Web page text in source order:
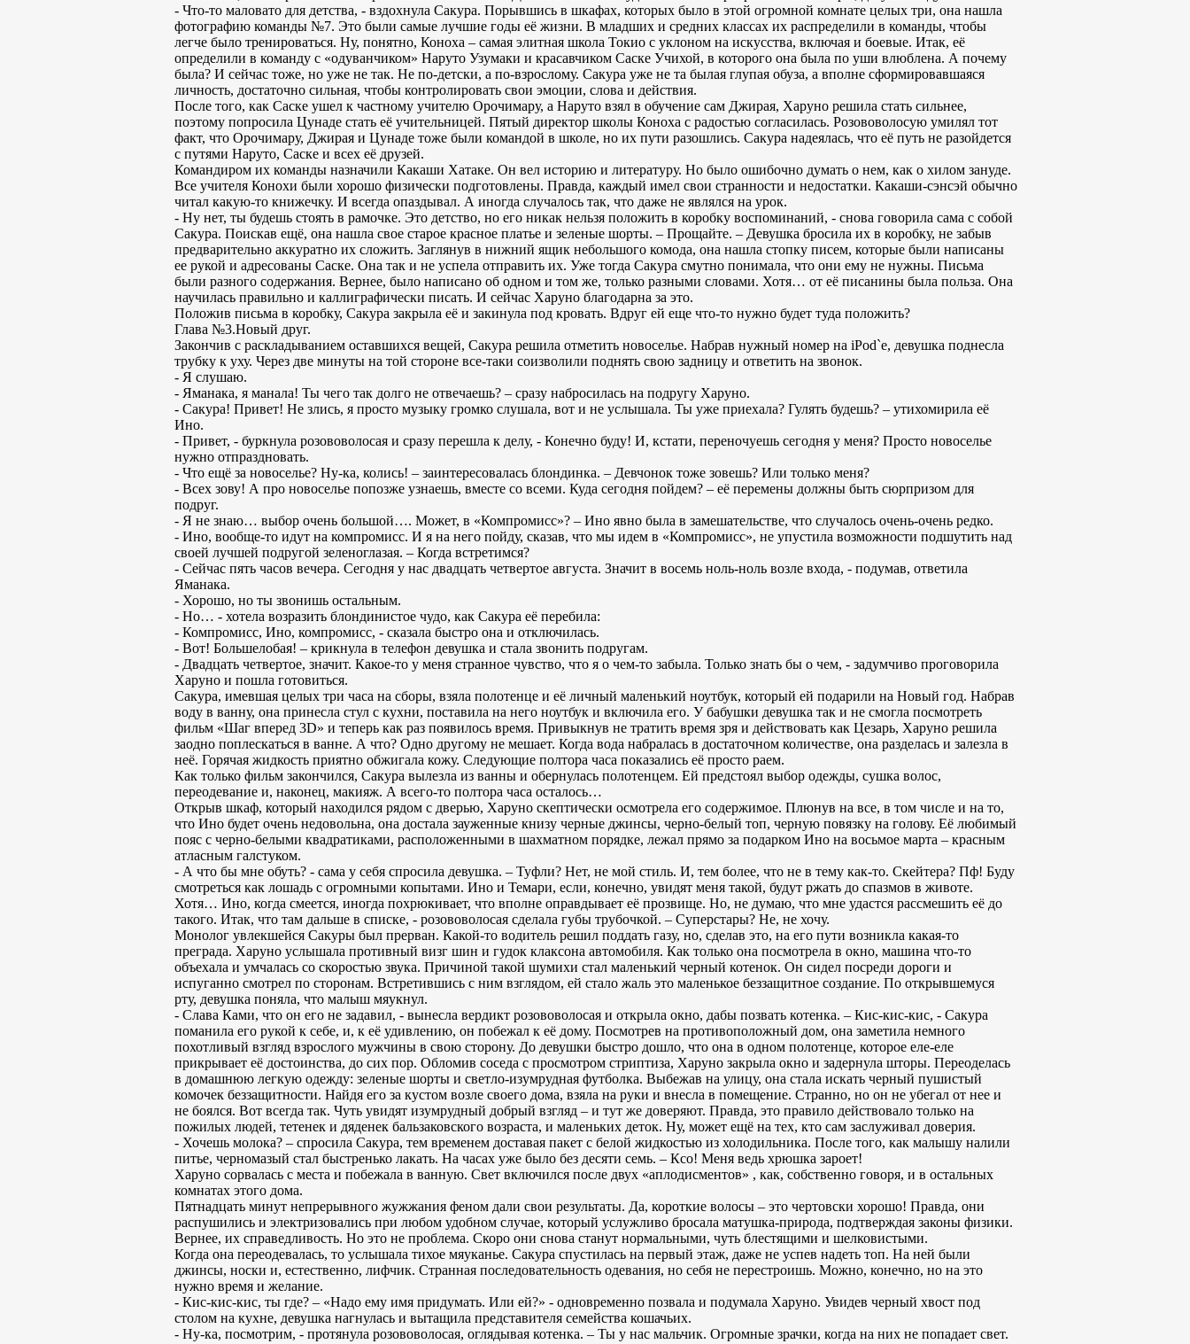
- Что-то маловато для детства, - вздохнула Сакура. Порывшись в шкафах, которых было в этой огромной комнате целых три, она нашла
фотографию команды №7. Это были самые лучшие годы её жизни. В младших и средних классах их распределили в команды, чтобы
легче было тренироваться. Ну, понятно, Коноха – самая элитная школа Токио с уклоном на искусства, включая и боевые. Итак, её
определили в команду с «одуванчиком» Наруто Узумаки и красавчиком Саске Учихой, в которого она была по уши влюблена. А почему
была? И сейчас тоже, но уже не так. Не по-детски, а по-взрослому. Сакура уже не та былая глупая обуза, а вполне сформировавшаяся
личность, достаточно сильная, чтобы контролировать свои эмоции, слова и действия.
После того, как Саске ушел к частному учителю Орочимару, а Наруто взял в обучение сам Джирая, Харуно решила стать сильнее,
поэтому попросила Цунаде стать её учительницей. Пятый директор школы Коноха с радостью согласилась. Розововолосую умилял тот
факт, что Орочимару, Джирая и Цунаде тоже были командой в школе, но их пути разошлись. Сакура надеялась, что её путь не разойдется
с путями Наруто, Саске и всех её друзей.
Командиром их команды назначили Какаши Хатаке. Он вел историю и литературу. Но было ошибочно думать о нем, как о хилом зануде.
Все учителя Конохи были хорошо физически подготовлены. Правда, каждый имел свои странности и недостатки. Какаши-сэнсэй обычно
читал какую-то книжечку. И всегда опаздывал. А иногда случалось так, что даже не являлся на урок.
- Ну нет, ты будешь стоять в рамочке. Это детство, но его никак нельзя положить в коробку воспоминаний, - снова говорила сама с собой
Сакура. Поискав ещё, она нашла свое старое красное платье и зеленые шорты. – Прощайте. – Девушка бросила их в коробку, не забыв
предварительно аккуратно их сложить. Заглянув в нижний ящик небольшого комода, она нашла стопку писем, которые были написаны
ее рукой и адресованы Саске. Она так и не успела отправить их. Уже тогда Сакура смутно понимала, что они ему не нужны. Письма
были разного содержания. Вернее, было написано об одном и том же, только разными словами. Хотя… от её писанины была польза. Она
научилась правильно и каллиграфически писать. И сейчас Харуно благодарна за это.
Положив письма в коробку, Сакура закрыла её и закинула под кровать. Вдруг ей еще что-то нужно будет туда положить?
Глава №3.Новый друг.
Закончив с раскладыванием оставшихся вещей, Сакура решила отметить новоселье. Набрав нужный номер на iPod`е, девушка поднесла
трубку к уху. Через две минуты на той стороне все-таки соизволили поднять свою задницу и ответить на звонок.
- Я слушаю.
- Яманака, я манала! Ты чего так долго не отвечаешь? – сразу набросилась на подругу Харуно.
- Сакура! Привет! Не злись, я просто музыку громко слушала, вот и не услышала. Ты уже приехала? Гулять будешь? – утихомирила её
Ино.
- Привет, - буркнула розововолосая и сразу перешла к делу, - Конечно буду! И, кстати, переночуешь сегодня у меня? Просто новоселье
нужно отпраздновать.
- Что ещё за новоселье? Ну-ка, колись! – заинтересовалась блондинка. – Девчонок тоже зовешь? Или только меня?
- Всех зову! А про новоселье попозже узнаешь, вместе со всеми. Куда сегодня пойдем? – её перемены должны быть сюрпризом для
подруг.
- Я не знаю… выбор очень большой…. Может, в «Компромисс»? – Ино явно была в замешательстве, что случалось очень-очень редко.
- Ино, вообще-то идут на компромисс. И я на него пойду, сказав, что мы идем в «Компромисс», не упустила возможности подшутить над
своей лучшей подругой зеленоглазая. – Когда встретимся?
- Сейчас пять часов вечера. Сегодня у нас двадцать четвертое августа. Значит в восемь ноль-ноль возле входа, - подумав, ответила
Яманака.
- Хорошо, но ты звонишь остальным.
- Но… - хотела возразить блондинистое чудо, как Сакура её перебила:
- Компромисс, Ино, компромисс, - сказала быстро она и отключилась.
- Вот! Большелобая! – крикнула в телефон девушка и стала звонить подругам.
- Двадцать четвертое, значит. Какое-то у меня странное чувство, что я о чем-то забыла. Только знать бы о чем, - задумчиво проговорила
Харуно и пошла готовиться.
Сакура, имевшая целых три часа на сборы, взяла полотенце и её личный маленький ноутбук, который ей подарили на Новый год. Набрав
воду в ванну, она принесла стул с кухни, поставила на него ноутбук и включила его. У бабушки девушка так и не смогла посмотреть
фильм «Шаг вперед 3D» и теперь как раз появилось время. Привыкнув не тратить время зря и действовать как Цезарь, Харуно решила
заодно поплескаться в ванне. А что? Одно другому не мешает. Когда вода набралась в достаточном количестве, она разделась и залезла в
неё. Горячая жидкость приятно обжигала кожу. Следующие полтора часа показались её просто раем.
Как только фильм закончился, Сакура вылезла из ванны и обернулась полотенцем. Ей предстоял выбор одежды, сушка волос,
переодевание и, наконец, макияж. А всего-то полтора часа осталось…
Открыв шкаф, который находился рядом с дверью, Харуно скептически осмотрела его содержимое. Плюнув на все, в том числе и на то,
что Ино будет очень недовольна, она достала зауженные книзу черные джинсы, черно-белый топ, черную повязку на голову. Её любимый
пояс с черно-белыми квадратиками, расположенными в шахматном порядке, лежал прямо за подарком Ино на восьмое марта – красным
атласным галстуком.
- А что бы мне обуть? - сама у себя спросила девушка. – Туфли? Нет, не мой стиль. И, тем более, что не в тему как-то. Скейтера? Пф! Буду
смотреться как лошадь с огромными копытами. Ино и Темари, если, конечно, увидят меня такой, будут ржать до спазмов в животе.
Хотя… Ино, когда смеется, иногда похрюкивает, что вполне оправдывает её прозвище. Но, не думаю, что мне удастся рассмешить её до
такого. Итак, что там дальше в списке, - розововолосая сделала губы трубочкой. – Суперстары? Не, не хочу.
Монолог увлекшейся Сакуры был прерван. Какой-то водитель решил поддать газу, но, сделав это, на его пути возникла какая-то
преграда. Харуно услышала противный визг шин и гудок клаксона автомобиля. Как только она посмотрела в окно, машина что-то
объехала и умчалась со скоростью звука. Причиной такой шумихи стал маленький черный котенок. Он сидел посреди дороги и
испуганно смотрел по сторонам. Встретившись с ним взглядом, ей стало жаль это маленькое беззащитное создание. По открывшемуся
рту, девушка поняла, что малыш мяукнул.
- Слава Ками, что он его не задавил, - вынесла вердикт розововолосая и открыла окно, дабы позвать котенка. – Кис-кис-кис, - Сакура
поманила его рукой к себе, и, к её удивлению, он побежал к её дому. Посмотрев на противоположный дом, она заметила немного
похотливый взгляд взрослого мужчины в свою сторону. До девушки быстро дошло, что она в одном полотенце, которое еле-еле
прикрывает её достоинства, до сих пор. Обломив соседа с просмотром стриптиза, Харуно закрыла окно и задернула шторы. Переоделась
в домашнюю легкую одежду: зеленые шорты и светло-изумрудная футболка. Выбежав на улицу, она стала искать черный пушистый
комочек беззащитности. Найдя его за кустом возле своего дома, взяла на руки и внесла в помещение. Странно, но он не убегал от нее и
не боялся. Вот всегда так. Чуть увидят изумрудный добрый взгляд – и тут же доверяют. Правда, это правило действовало только на
пожилых людей, тетенек и дяденек бальзаковского возраста, и маленьких деток. Ну, может ещё на тех, кто сам заслуживал доверия.
- Хочешь молока? – спросила Сакура, тем временем доставая пакет с белой жидкостью из холодильника. После того, как малышу налили
питье, черномазый стал быстренько лакать. На часах уже было без десяти семь. – Ксо! Меня ведь хрюшка зароет!
Харуно сорвалась с места и побежала в ванную. Свет включился после двух «аплодисментов» , как, собственно говоря, и в остальных
комнатах этого дома.
Пятнадцать минут непрерывного жужжания феном дали свои результаты. Да, короткие волосы – это чертовски хорошо! Правда, они
распушились и электризовались при любом удобном случае, который услужливо бросала матушка-природа, подтверждая законы физики.
Вернее, их справедливость. Но это не проблема. Скоро они снова станут нормальными, чуть блестящими и шелковистыми.
Когда она переодевалась, то услышала тихое мяуканье. Сакура спустилась на первый этаж, даже не успев надеть топ. На ней были
джинсы, носки и, естественно, лифчик. Странная последовательность одевания, но себя не перестроишь. Можно, конечно, но на это
нужно время и желание.
- Кис-кис-кис, ты где? – «Надо ему имя придумать. Или ей?» - одновременно позвала и подумала Харуно. Увидев черный хвост под
столом на кухне, девушка нагнулась и вытащила представителя семейства кошачьих.
- Ну-ка, посмотрим, - протянула розововолосая, оглядывая котенка. – Ты у нас мальчик. Огромные зрачки, когда на них не попадает свет.